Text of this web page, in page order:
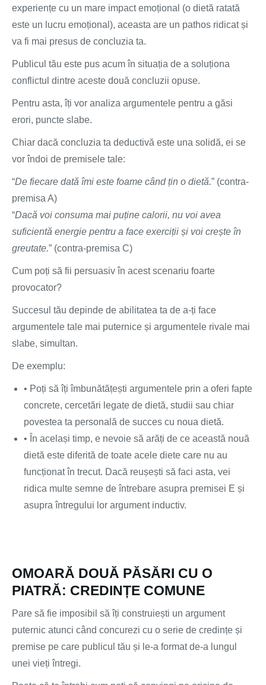
experiențe cu un mare impact emoțional (o dietă ratată
este un lucru emoțional), aceasta are un pathos ridicat și
va fi mai presus de concluzia ta.
Publicul tău este pus acum în situația de a soluționa
conflictul dintre aceste două concluzii opuse.
Pentru asta, îți vor analiza argumentele pentru a găsi
erori, puncte slabe.
Chiar dacă concluzia ta deductivă este una solidă, ei se
vor îndoi de premisele tale:
“De fiecare dată îmi este foame când țin o dietă.” (contra-
premisa A)
“Dacă voi consuma mai puține calorii, nu voi avea
suficientă energie pentru a face exerciții și voi crește în
greutate.” (contra-premisa C)
Cum poți să fii persuasiv în acest scenariu foarte
provocator?
Succesul tău depinde de abilitatea ta de a-ți face
argumentele tale mai puternice și argumentele rivale mai
slabe, simultan.
De exemplu:
• Poți să îți îmbunătățești argumentele prin a oferi fapte
concrete, cercetări legate de dietă, studii sau chiar
povestea ta personală de succes cu noua dietă.
• În același timp, e nevoie să arăți de ce această nouă
dietă este diferită de toate acele diete care nu au
funcționat în trecut. Dacă reușești să faci asta, vei
ridica multe semne de întrebare asupra premisei E și
asupra întregului lor argument inductiv.
OMOARĂ DOUĂ PĂSĂRI CU O
PIATRĂ: CREDINȚE COMUNE
Pare să fie imposibil să îți construiești un argument
puternic atunci când concurezi cu o serie de credințe și
premise pe care publicul tău și le-a format de-a lungul
unei vieți întregi.